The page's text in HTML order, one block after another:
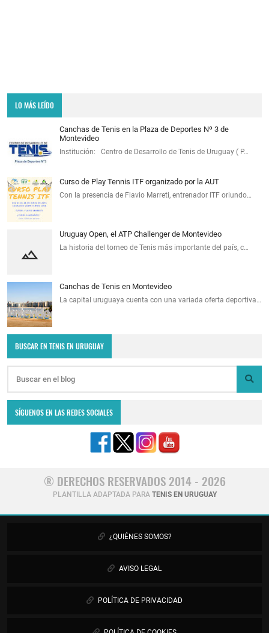
LO MÁS LEÍDO
Canchas de Tenis en la Plaza de Deportes Nº 3 de
Montevideo
Institución: Centro de Desarrollo de Tenis de Uruguay ( P…
Curso de Play Tennis ITF organizado por la AUT
Con la presencia de Flavio Marreti, entrenador ITF oriundo…
Uruguay Open, el ATP Challenger de Montevideo
La historia del torneo de Tenis más importante del país, c…
Canchas de Tenis en Montevideo
La capital uruguaya cuenta con una variada oferta deportiva…
BUSCAR EN TENIS EN URUGUAY
SÍGUENOS EN LAS REDES SOCIALES
® DERECHOS RESERVADOS 2014 - 2026
PLANTILLA ADAPTADA PARA TENIS EN URUGUAY
¿QUIÉNES SOMOS?
AVISO LEGAL
POLÍTICA DE PRIVACIDAD